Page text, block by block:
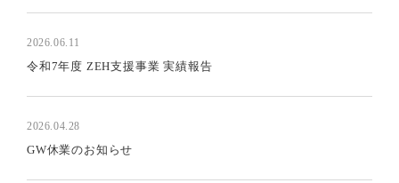
2026.06.11
令和7年度 ZEH支援事業 実績報告
2026.04.28
GW休業のお知らせ